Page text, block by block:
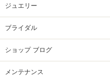
ジュエリー
ブライダル
ショップ ブログ
メンテナンス